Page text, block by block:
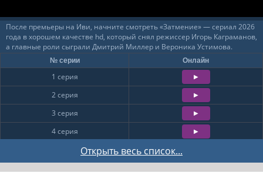
После премьеры на Иви, начните смотреть «Затмение» — сериал 2026
года в хорошем качестве hd, который снял режиссер Игорь Каграманов,
а главные роли сыграли Дмитрий Миллер и Вероника Устимова.
Открыть весь список...
№ серии Онлайн
1 серия
2 серия
3 серия
4 серия